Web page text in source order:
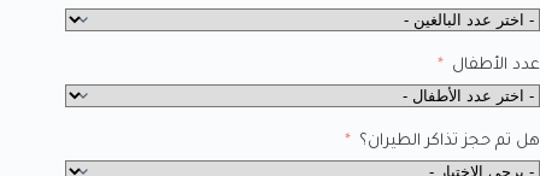
عدد الأطفال
هل تم حجز تذاكر الطيران؟